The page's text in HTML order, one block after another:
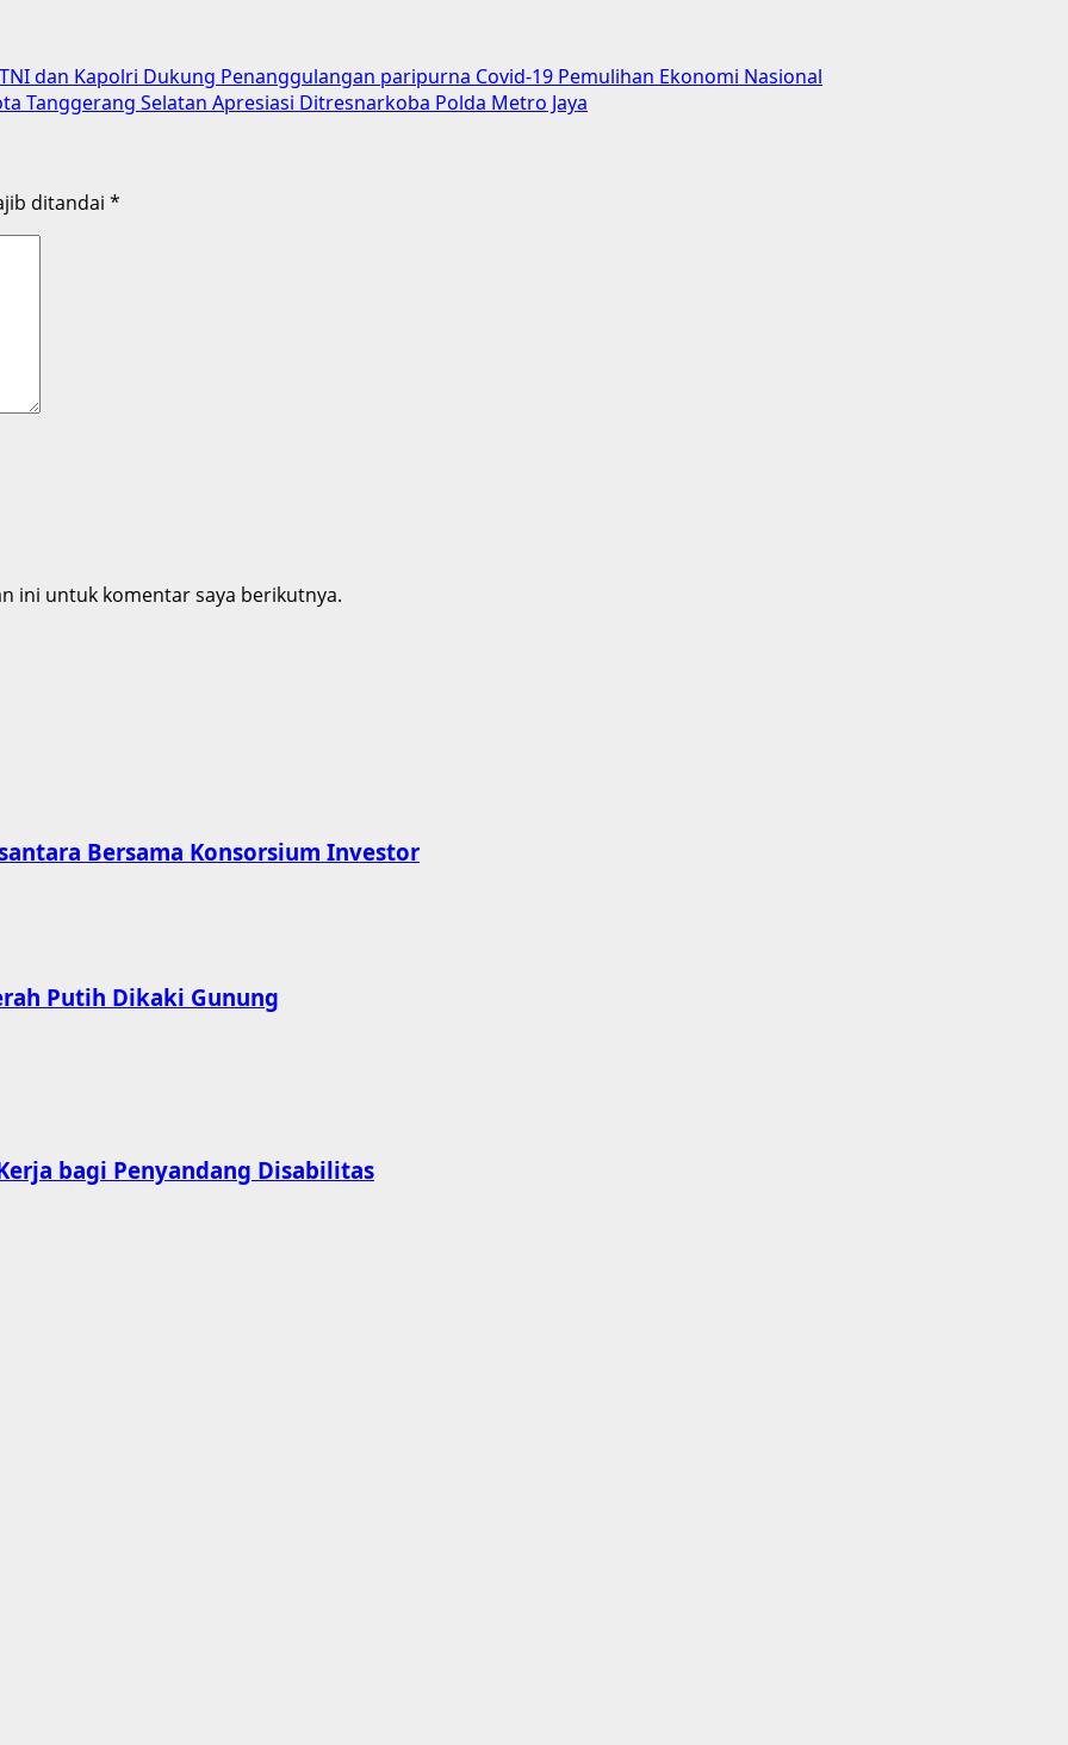
dan Kapolri Dukung Penanggulangan paripurna Covid-19 Pemulihan Ekonomi Nasional
Tanggerang Selatan Apresiasi Ditresnarkoba Polda Metro Jaya
ditandai *
ini untuk komentar saya berikutnya.
Bersama Konsorsium Investor
Putih Dikaki Gunung
bagi Penyandang Disabilitas